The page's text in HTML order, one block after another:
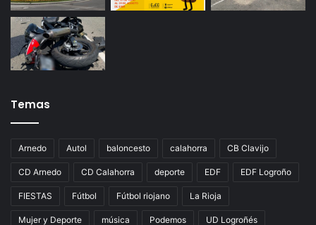
Temas
Arnedo Autol baloncesto calahorra CB Clavijo
CD Arnedo CD Calahorra deporte EDF EDF Logroño
FIESTAS Fútbol Fútbol riojano La Rioja
Mujer y Deporte música Podemos UD Logroñés